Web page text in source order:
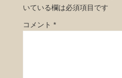
いている欄は必須項目です
コメント *